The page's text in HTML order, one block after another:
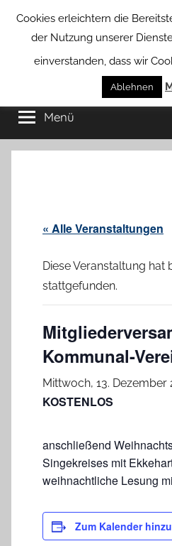
Borstel
von
Groß
Borstel
Menü
« Alle Veranstaltungen
Diese Veranstaltung hat
stattgefunden.
Kommunal-
Mittwoch, 13. Dezember
KOSTENLOS
anschließend
Singekreises mit
weihnachtliche Lesung
Zum Kalender
Cookies erleichtern die
der Nutzung unserer
einverstanden, dass wir
Ablehnen